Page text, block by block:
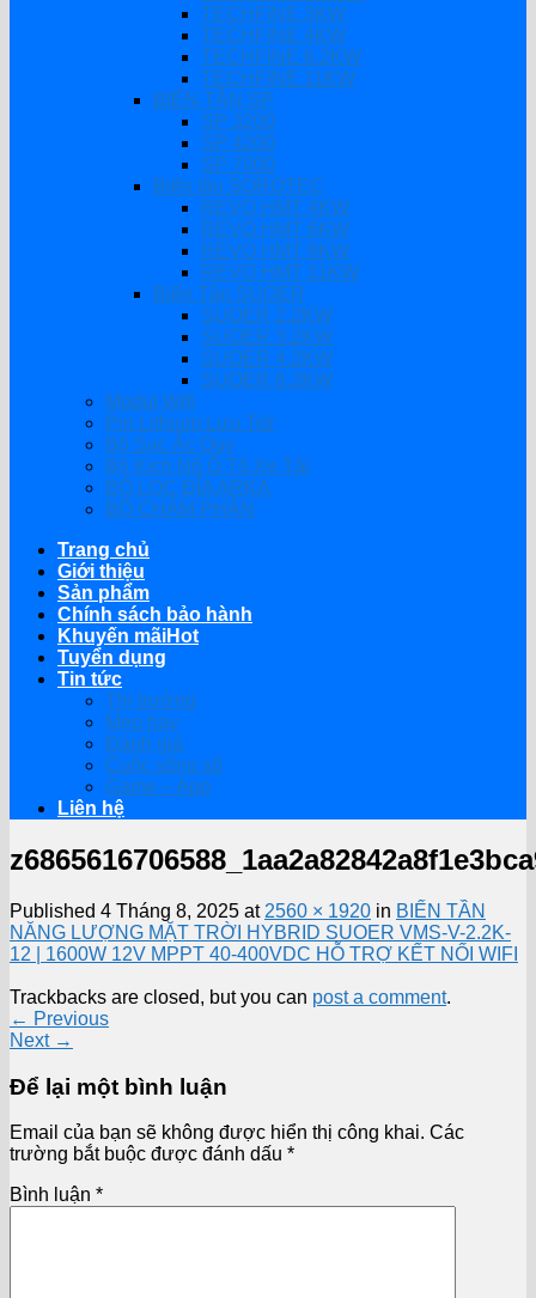
TECHFINE 3KW
TECHFINE 4KW
TECHFINE 6.2KW
TECHFINE 11KW
BIẾN TẦN SP
SP 3200
SP 4200
SP 7000
Biến tần SOROTEC
REVO HMT 4KW
REVO HMT 6KW
REVO HMT 8KW
REVO HMT 11KW
Biến Tần SUOER
SUOER 2.2KW
SUOER 3.2KW
SUOER 4.2KW
SUOER 6.2KW
Modul Wifi
Pin Lithium Lưu Trữ
Bộ Sạc Ắc Quy
Bộ Kích Nổ Ô Tô Xe Tải
BỘ LỌC ĐĨA ARKA
BỘ CHÂM PHÂN
Trang chủ
Giới thiệu
Sản phẩm
Chính sách bảo hành
Khuyến mãi
Tuyển dụng
Tin tức
Thị trường
Mẹo hay
Đánh giá
Cuộc sống số
Game – App
Liên hệ
Published 4 Tháng 8, 2025 at 2560 × 1920 in BIẾN TẦN
NĂNG LƯỢNG MẶT TRỜI HYBRID SUOER VMS-V-2.2K-
12 | 1600W 12V MPPT 40-400VDC HỖ TRỢ KẾT NỐI WIFI
Trackbacks are closed, but you can post a comment.
← Previous
Next →
Để lại một bình luận
Email của bạn sẽ không được hiển thị công khai. Các
trường bắt buộc được đánh dấu *
Bình luận *